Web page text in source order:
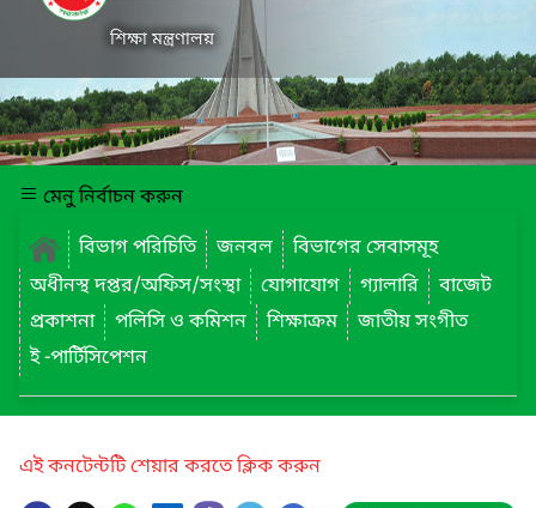
শিক্ষা মন্ত্রণালয়
মেনু নির্বাচন করুন
বিভাগ পরিচিতি
জনবল
বিভাগের সেবাসমূহ
অধীনস্থ দপ্তর/অফিস/সংস্থা
যোগাযোগ গ্যালারি
বাজেট
প্রকাশনা
পলিসি ও কমিশন শিক্ষাক্রম
জাতীয় সংগীত
ই -পার্টিসিপেশন
এই কনটেন্টটি শেয়ার করতে ক্লিক করুন